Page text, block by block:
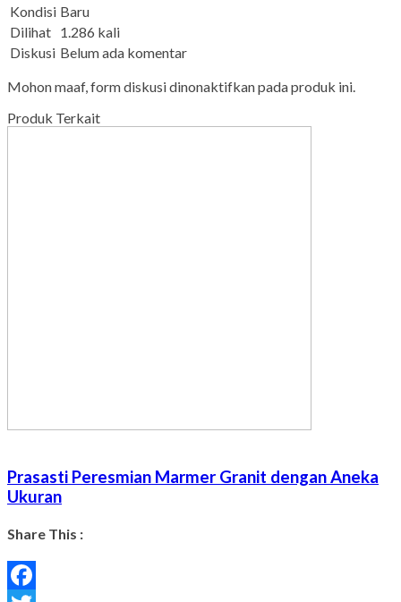
Kondisi Baru
Dilihat 1.286 kali
Diskusi Belum ada komentar
Mohon maaf, form diskusi dinonaktifkan pada produk ini.
Produk Terkait
Prasasti Peresmian Marmer Granit dengan Aneka
Ukuran
Share This :